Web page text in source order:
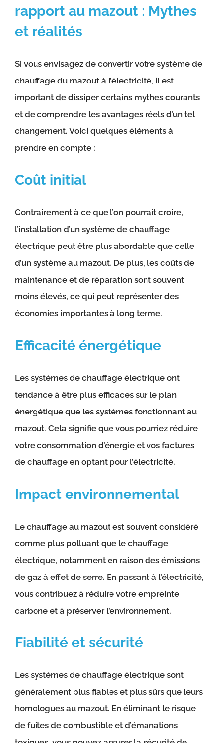
rapport au mazout : Mythes
et réalités
Si vous envisagez de convertir votre système de
chauffage du mazout à l’électricité, il est
important de dissiper certains mythes courants
et de comprendre les avantages réels d’un tel
changement. Voici quelques éléments à
prendre en compte :
Coût initial
Contrairement à ce que l’on pourrait croire,
l’installation d’un système de chauffage
électrique peut être plus abordable que celle
d’un système au mazout. De plus, les coûts de
maintenance et de réparation sont souvent
moins élevés, ce qui peut représenter des
économies importantes à long terme.
Efficacité énergétique
Les systèmes de chauffage électrique ont
tendance à être plus efficaces sur le plan
énergétique que les systèmes fonctionnant au
mazout. Cela signifie que vous pourriez réduire
votre consommation d’énergie et vos factures
de chauffage en optant pour l’électricité.
Impact environnemental
Le chauffage au mazout est souvent considéré
comme plus polluant que le chauffage
électrique, notamment en raison des émissions
de gaz à effet de serre. En passant à l’électricité,
vous contribuez à réduire votre empreinte
carbone et à préserver l’environnement.
Fiabilité et sécurité
Les systèmes de chauffage électrique sont
généralement plus fiables et plus sûrs que leurs
homologues au mazout. En éliminant le risque
de fuites de combustible et d’émanations